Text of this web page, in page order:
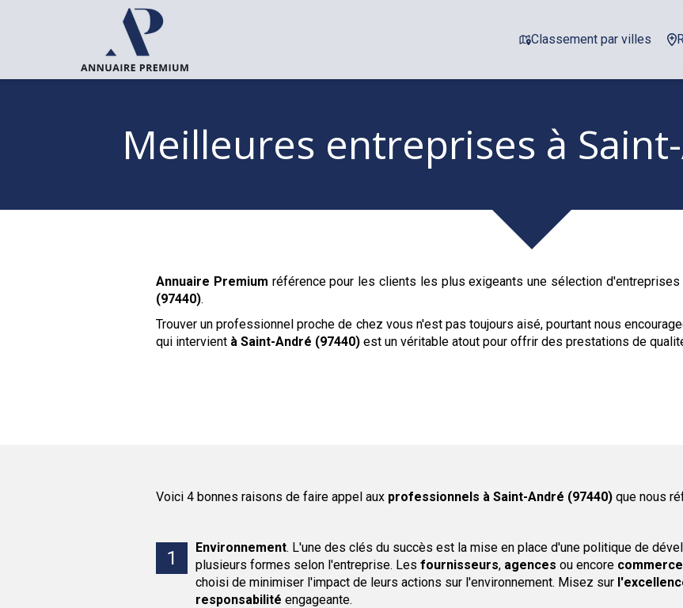
Classement par villes
Meilleures entreprises à
Annuaire Premium référence pour les clients les plus exigeants une sélection d'entreprises
(97440).
Trouver un professionnel proche de chez vous n'est pas toujours aisé, pourtant nous
qui intervient à Saint-André (97440) est un véritable atout pour offrir des prestations de
Voici 4 bonnes raisons de faire appel aux professionnels à Saint-André (97440) que nous
Environnement. L'une des clés du succès est la mise en place d'une politique de
plusieurs formes selon l'entreprise. Lesfournisseurs, agences ou encore
choisi de minimiser l'impact de leurs actions sur l'environnement. Misez sur
responsabilité engageante.